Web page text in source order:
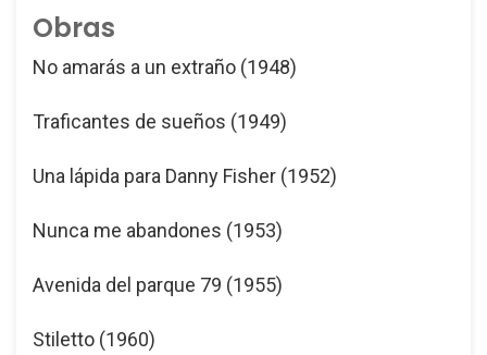
Obras
No amarás a un extraño (1948)
Traficantes de sueños (1949)
Una lápida para Danny Fisher (1952)
Nunca me abandones (1953)
Avenida del parque 79 (1955)
Stiletto (1960)